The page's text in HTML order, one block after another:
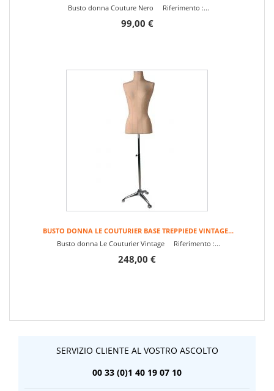
Busto donna Couture Nero Riferimento :...
99,00 €
BUSTO DONNA LE COUTURIER BASE TREPPIEDE VINTAGE...
Busto donna Le Couturier Vintage Riferimento :...
248,00 €
SERVIZIO CLIENTE AL VOSTRO ASCOLTO
00 33 (0)1 40 19 07 10